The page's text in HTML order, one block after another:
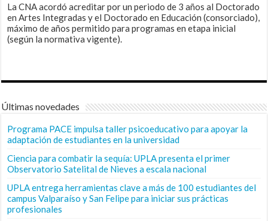
La CNA acordó acreditar por un periodo de 3 años al Doctorado
en Artes Integradas y el Doctorado en Educación (consorciado),
máximo de años permitido para programas en etapa inicial
(según la normativa vigente).
Últimas novedades
Programa PACE impulsa taller psicoeducativo para apoyar la
adaptación de estudiantes en la universidad
Ciencia para combatir la sequía: UPLA presenta el primer
Observatorio Satelital de Nieves a escala nacional
UPLA entrega herramientas clave a más de 100 estudiantes del
campus Valparaíso y San Felipe para iniciar sus prácticas
profesionales